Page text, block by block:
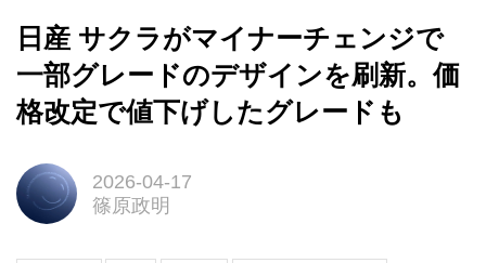
日産 サクラがマイナーチェンジで
一部グレードのデザインを刷新。価
格改定で値下げしたグレードも
2026-04-17
篠原政明